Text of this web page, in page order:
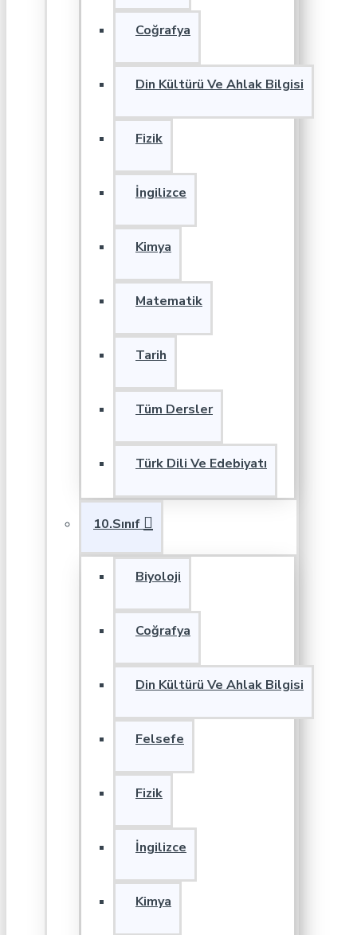
Coğrafya
Din Kültürü Ve Ahlak Bilgisi
Fizik
İngilizce
Kimya
Matematik
Tarih
Tüm Dersler
Türk Dili Ve Edebiyatı
10.Sınıf
Biyoloji
Coğrafya
Din Kültürü Ve Ahlak Bilgisi
Felsefe
Fizik
İngilizce
Kimya